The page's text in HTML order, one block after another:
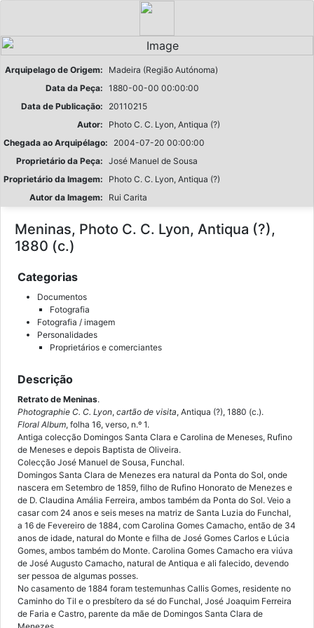
Arquipelago de Origem:
Madeira (Região Autónoma)
Data da Peça: 1880-00-00 00:00:00
Data de Publicação:
20110215
Autor:
Photo C. C. Lyon, Antiqua (?)
Chegada ao Arquipélago:
2004-07-20 00:00:00
Proprietário da Peça: José Manuel de Sousa
Proprietário da Imagem:
Photo C. C. Lyon, Antiqua (?)
Autor da Imagem:
Rui Carita
Meninas, Photo C. C. Lyon, Antiqua (?),
1880 (c.)
Categorias
Documentos
Fotografia
Fotografia / imagem
Personalidades
Proprietários e comerciantes
Descrição
Retrato de Meninas.
Photographie C. C. Lyon, cartão de visita, Antiqua (?), 1880 (c.).
Floral Album, folha 16, verso, n.º 1.
Antiga colecção Domingos Santa Clara e Carolina de Meneses, Rufino
de Meneses e depois Baptista de Oliveira.
Colecção José Manuel de Sousa, Funchal.
Domingos Santa Clara de Menezes era natural da Ponta do Sol, onde
nascera em Setembro de 1859, filho de Rufino Honorato de Menezes e
de D. Claudina Amália Ferreira, ambos também da Ponta do Sol. Veio a
casar com 24 anos e seis meses na matriz de Santa Luzia do Funchal,
a 16 de Fevereiro de 1884, com Carolina Gomes Camacho, então de 34
anos de idade, natural do Monte e filha de José Gomes Carlos e Lúcia
Gomes, ambos também do Monte. Carolina Gomes Camacho era viúva
de José Augusto Camacho, natural de Antiqua e ali falecido, devendo
ser pessoa de algumas posses.
No casamento de 1884 foram testemunhas Callis Gomes, residente no
Caminho do Til e o presbítero da sé do Funchal, José Joaquim Ferreira
de Faria e Castro, parente da mãe de Domingos Santa Clara de